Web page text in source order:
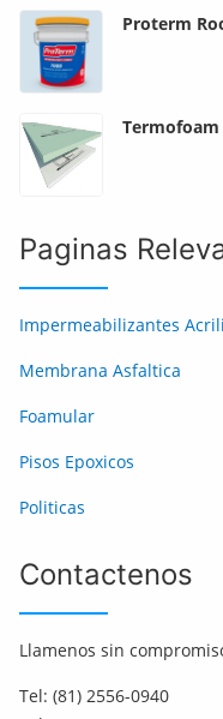
Proterm
Paginas
Impermeabilizantes
Membrana Asfaltica
Foamular
Pisos Epoxicos
Politicas
Contactenos
Llamenos sin
Tel: (81) 2556-0940